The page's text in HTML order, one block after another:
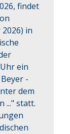
findet
in
ein
-
dem
..." statt.